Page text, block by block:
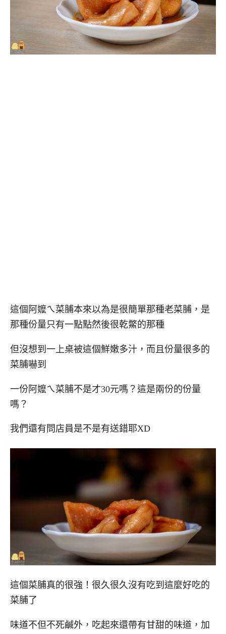
這個阿嬤ㄟ菜脯本來以為是很簡單那種老菜脯，是
那種份量只有一點點然後很乾鱉的那種
但沒想到一上桌被這個鮮嫩多汁，而且份量很多的
菜脯嚇到
一份阿嬤ㄟ菜脯不是才30元嗎？這是兩份的份量
嗎？
我們還有問店員是不是有送錯耶XD
這個菜脯真的很強！很久很久沒有吃到這麼好吃的
菜脯了
味道不但不死鹹外，吃起來還帶有甘甜的味道，加